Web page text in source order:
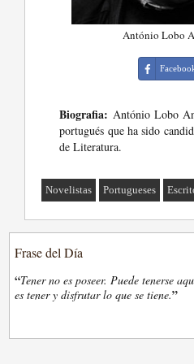
António Lobo
Biografia: António Lobo
portugués que ha sido
de Literatura.
Novelistas Portugueses
Frase del Día
“Tener no es poseer. Puede tenerse
es tener y disfrutar lo que se tiene.”